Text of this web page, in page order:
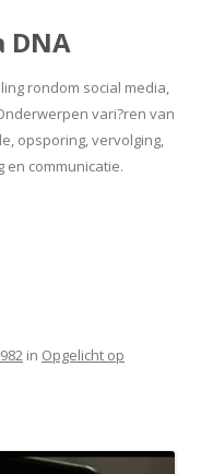
DNA
rondom social media,
vari?ren van
opsporing, vervolging,
communicatie.
in Opgelicht op